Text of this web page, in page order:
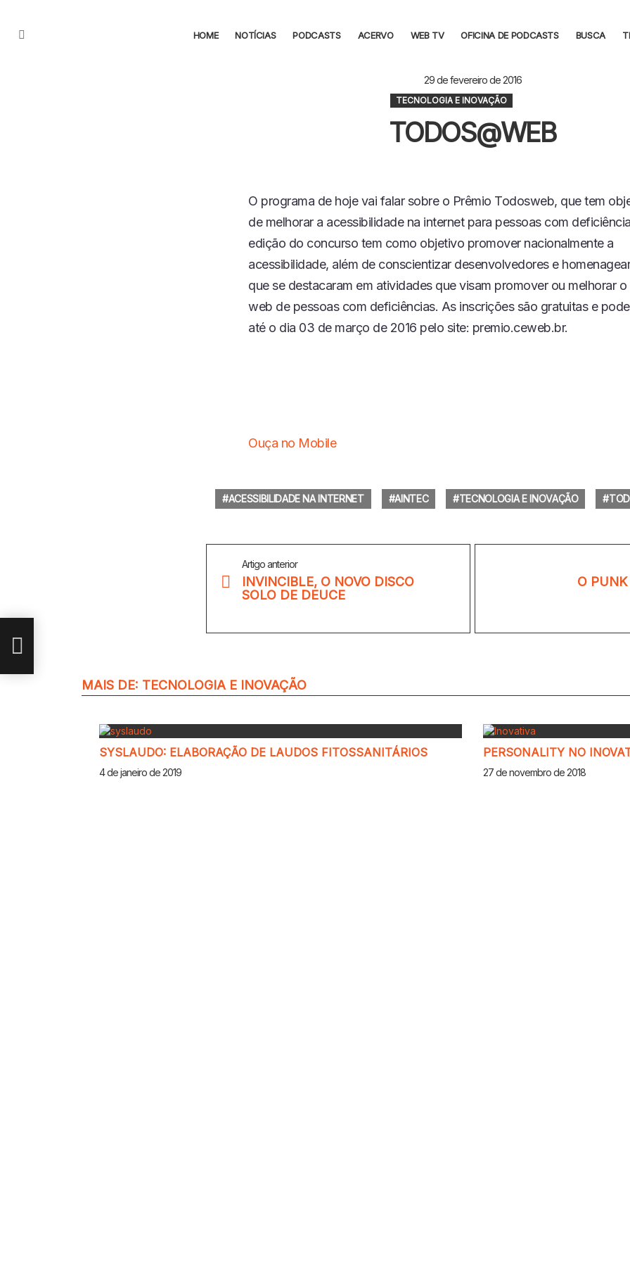
HOME NOTÍCIAS PODCASTS ACERVO WEB TV OFICINA DE PODCASTS BUSCA
29 de fevereiro de 2016
TECNOLOGIA E INOVAÇÃO
TODOS@WEB
O programa de hoje vai falar sobre o Prêmio Todosweb, que tem
de melhorar a acessibilidade na internet para pessoas com
edição do concurso tem como objetivo promover nacionalmente a
acessibilidade, além de conscientizar desenvolvedores e
que se destacaram em atividades que visam promover ou melhorar o
web de pessoas com deficiências. As inscrições são gratuitas e
até o dia 03 de março de 2016 pelo site: premio.ceweb.br.
Ouça no Mobile
ACESSIBILIDADE NA INTERNET AINTEC TECNOLOGIA E INOVAÇÃO
Artigo anterior
INVINCIBLE, O NOVO DISCO
SOLO DE DEUCE
O
MAIS DE: TECNOLOGIA E INOVAÇÃO
SYSLAUDO: ELABORAÇÃO DE LAUDOS FITOSSANITÁRIOS
4 de janeiro de 2019
PERSONALITY NO
27 de novembro de 2018